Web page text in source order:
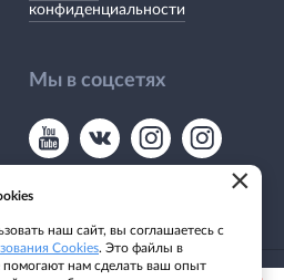
конфиденциальности
Мы в соцсетях
×
наш сайт, вы соглашаетесь с
Cookies. Это файлы в
помогают нам сделать ваш опыт